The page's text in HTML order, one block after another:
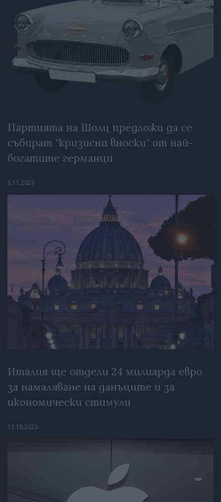
Партията на Шолц предложи да се
събират "кризисни вноски" от най-
богатите германци
6.11.2023
Италия ще отдели 24 милиарда евро
за намаляване на данъците и за
икономически стимули
17.10.2023